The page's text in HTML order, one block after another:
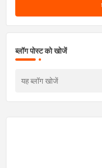
ब्लॉग पोस्ट को खोजें